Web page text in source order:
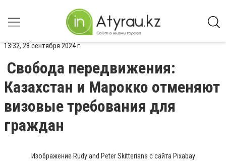
13:32, 28 сентября 2024 г.
Свобода передвижения:
Казахстан и Марокко отменяют
визовые требования для
граждан
Изображение Rudy and Peter Skitterians с сайта Pixabay